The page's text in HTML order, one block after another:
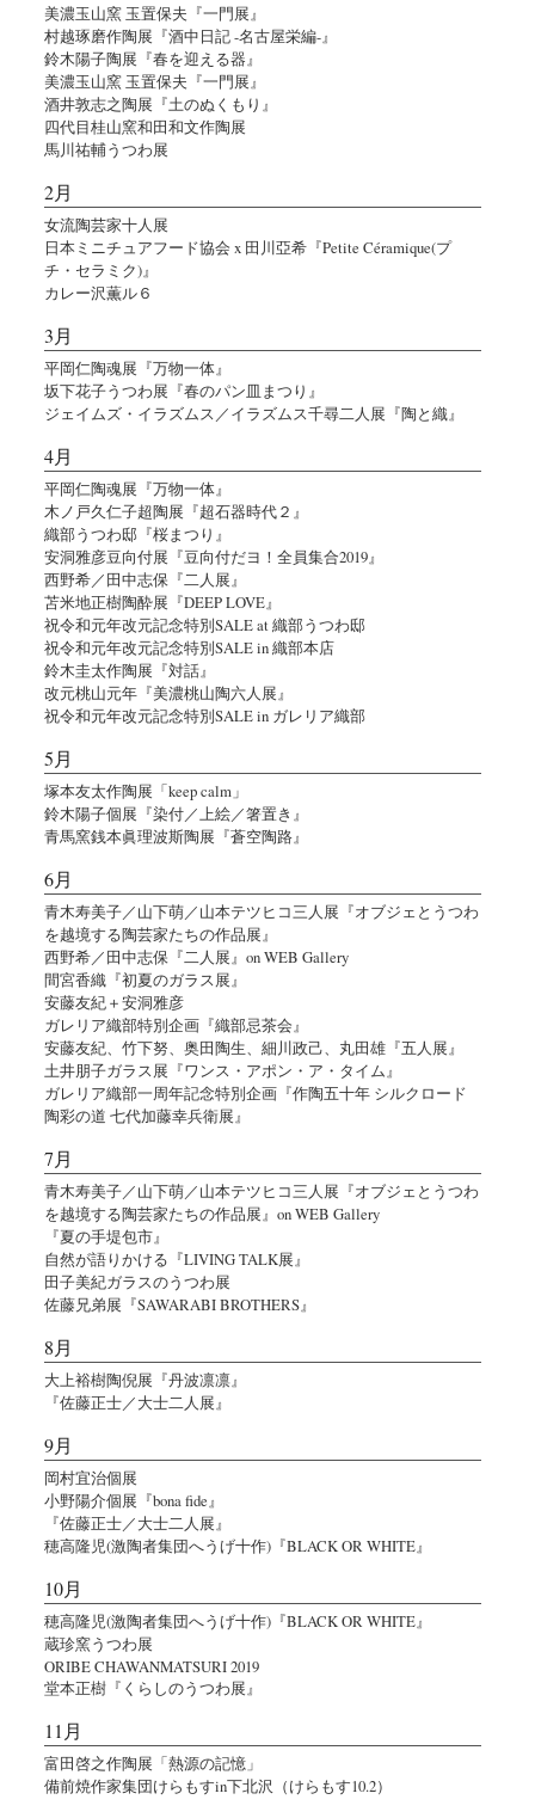
美濃玉山窯 玉置保夫『一門展』
村越琢磨作陶展『酒中日記 -名古屋栄編-』
鈴木陽子陶展『春を迎える器』
美濃玉山窯 玉置保夫『一門展』
酒井敦志之陶展『土のぬくもり』
四代目桂山窯和田和文作陶展
馬川祐輔うつわ展
2月
女流陶芸家十人展
日本ミニチュアフード協会 x 田川亞希『Petite Céramique(プ
チ・セラミク)』
カレー沢薫ル６
3月
平岡仁陶魂展『万物一体』
坂下花子うつわ展『春のパン皿まつり』
ジェイムズ・イラズムス／イラズムス千尋二人展『陶と織』
4月
平岡仁陶魂展『万物一体』
木ノ戸久仁子超陶展『超石器時代２』
織部うつわ邸『桜まつり』
安洞雅彦豆向付展『豆向付だヨ！全員集合2019』
西野希／田中志保『二人展』
苫米地正樹陶酔展『DEEP LOVE』
祝令和元年改元記念特別SALE at 織部うつわ邸
祝令和元年改元記念特別SALE in 織部本店
鈴木圭太作陶展『対話』
改元桃山元年『美濃桃山陶六人展』
祝令和元年改元記念特別SALE in ガレリア織部
5月
塚本友太作陶展「keep calm」
鈴木陽子個展『染付／上絵／箸置き』
青馬窯銭本眞理波斯陶展『蒼空陶路』
6月
青木寿美子／山下萌／山本テツヒコ三人展『オブジェとうつわ
を越境する陶芸家たちの作品展』
西野希／田中志保『二人展』on WEB Gallery
間宮香織『初夏のガラス展』
安藤友紀＋安洞雅彦
ガレリア織部特別企画『織部忌茶会』
安藤友紀、竹下努、奥田陶生、細川政己、丸田雄『五人展』
土井朋子ガラス展『ワンス・アポン・ア・タイム』
ガレリア織部一周年記念特別企画『作陶五十年 シルクロード
陶彩の道 七代加藤幸兵衛展』
7月
青木寿美子／山下萌／山本テツヒコ三人展『オブジェとうつわ
を越境する陶芸家たちの作品展』on WEB Gallery
『夏の手堤包市』
自然が語りかける『LIVING TALK展』
田子美紀ガラスのうつわ展
佐藤兄弟展『SAWARABI BROTHERS』
8月
大上裕樹陶倪展『丹波凛凛』
『佐藤正士／大士二人展』
9月
岡村宜治個展
小野陽介個展『bona fide』
『佐藤正士／大士二人展』
穂高隆児(激陶者集団へうげ十作)『BLACK OR WHITE』
10月
穂高隆児(激陶者集団へうげ十作)『BLACK OR WHITE』
蔵珍窯うつわ展
ORIBE CHAWANMATSURI 2019
堂本正樹『くらしのうつわ展』
11月
富田啓之作陶展「熱源の記憶」
備前焼作家集団けらもすin下北沢（けらもす10.2）